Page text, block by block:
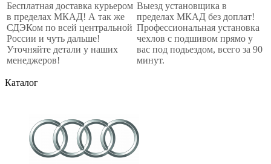
Бесплатная доставка курьером
в пределах МКАД! А так же
СДЭКом по всей центральной
России и чуть дальше!
Уточняйте детали у наших
менеджеров!
Выезд установщика в
пределах МКАД без доплат!
Профессиональная установка
чехлов с подшивом прямо у
вас под подьездом, всего за 90
минут.
Каталог